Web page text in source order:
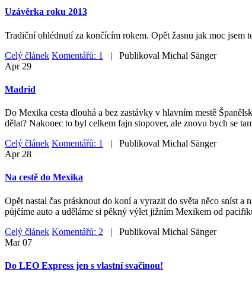
Uzávěrka roku 2013
Tradiční ohlédnutí za končícím rokem. Opět žasnu jak moc
Celý článek Komentářů: 1 | Publikoval Michal Sänger
Apr 29
Madrid
Do Mexika cesta dlouhá a bez zastávky v hlavním mestě
dělat? Nakonec to byl celkem fajn stopover, ale znovu bych se
Celý článek Komentářů: 1 | Publikoval Michal Sänger
Apr 28
Na cestě do Mexika
Opět nastal čas prásknout do koní a vyrazit do světa něco sníst
půjčíme auto a uděláme si pěkný výlet jižním Mexikem od
Celý článek Komentářů: 2 | Publikoval Michal Sänger
Mar07
Do LEO Express jen s vlastní svačinou!